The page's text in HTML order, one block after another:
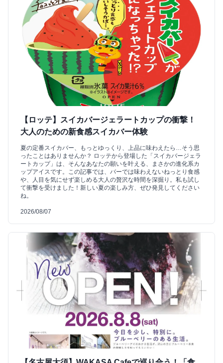
【ロッテ】スイカバージェラートカップの衝撃！
大人のための新食感スイカバー体験
夏の定番スイカバー、もっとゆっくり、上品に味わえたら…そう思
ったことはありませんか？ ロッテから登場した「スイカバージェラ
ートカップ」は、そんなあなたの願いを叶える、まさかの進化系カ
ップアイスです。この記事では、バーでは味わえないねっとり食感
や、人目を気にせず楽しめる大人の贅沢な時間を深掘り。私も試し
て衝撃を受けました！新しい夏の楽しみ方、ぜひ発見してください
ね。
2026/08/07